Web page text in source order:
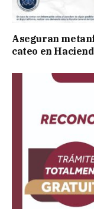
Aseguran
cateo en